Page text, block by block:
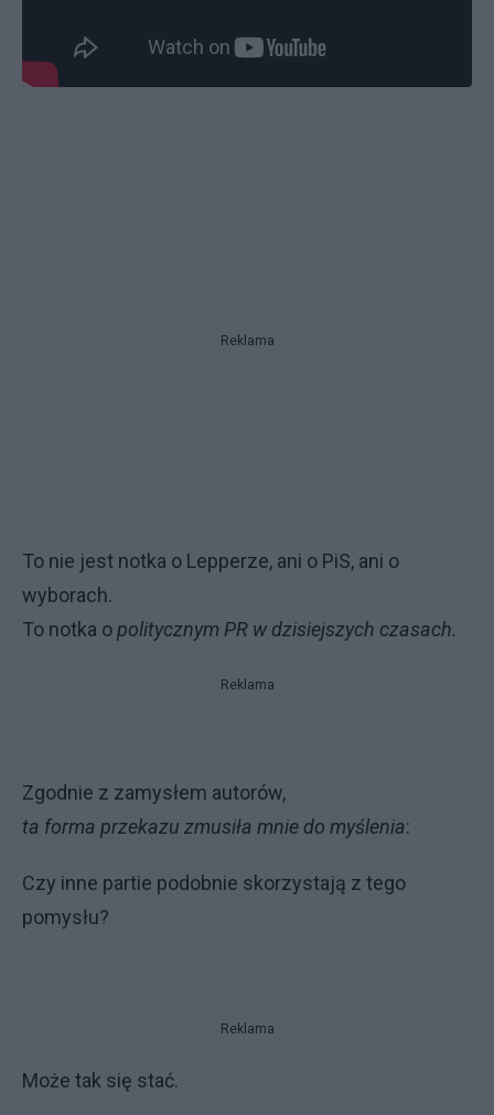
Reklama
To nie jest notka o Lepperze, ani o PiS, ani o
wyborach.
To notka opolitycznym PR w dzisiejszych czasach.
Reklama
Zgodnie z zamysłem autorów,
ta forma przekazu zmusiła mnie do myślenia:
Czy inne partie podobnie skorzystają z tego
pomysłu?
Reklama
Może tak się stać.